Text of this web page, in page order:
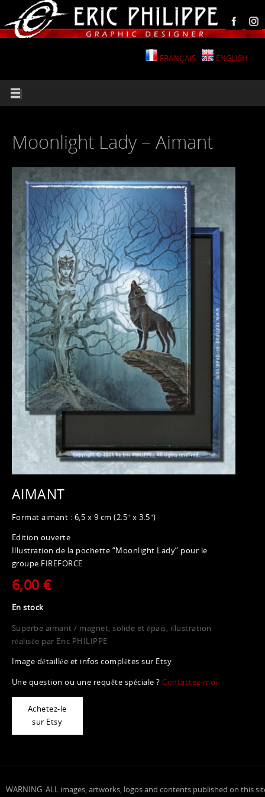
ENGLISH
FRANÇAIS
Moonlight Lady – Aimant
AIMANT
Format aimant : 6,5 x 9 cm (2.5″ x 3.5″)
Edition ouverte
Illustration de la pochette “Moonlight Lady” pour le
groupe FIREFORCE
6,00 €
En stock
Superbe aimant / magnet, solide et épais, illustration
réalisée par Eric PHILIPPE
Image détaillée et infos complètes sur Etsy
Une question ou une requête spéciale ?Contactez-moi
Achetez-le
sur Etsy
WARNING: ALL images, artworks, logos and contents published on